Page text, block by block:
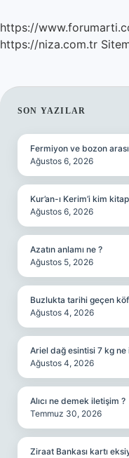
https://
https://niza.com.tr
SIDEBAR
SON YAZILAR
Fermiyon ve bozon
Ağustos 6, 2026
Kur’an-ı Kerim’i kim
Ağustos 6, 2026
Azatın anlamı ne ?
Ağustos 5, 2026
Buzlukta tarihi geçen
Ağustos 4, 2026
Ariel dağ esintisi 7 kg ne
Ağustos 4, 2026
Alıcı ne demek iletişim ?
Temmuz 30, 2026
Ziraat Bankası kartı